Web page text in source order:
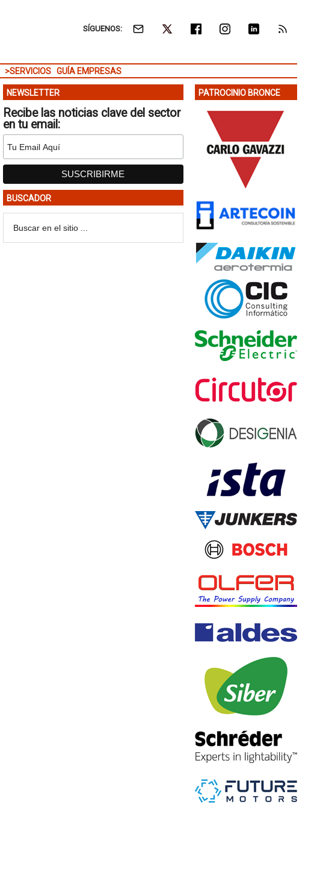
SÍGUENOS:
>SERVICIOS GUÍA EMPRESAS
NEWSLETTER
Recibe las noticias clave del sector
en tu email:
BUSCADOR
PATROCINIO BRONCE